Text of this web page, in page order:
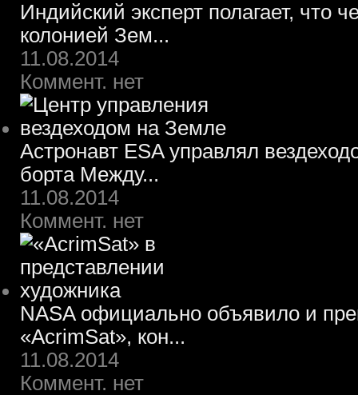
Индийский эксперт полагает, что
колонией Зем...
11.08.2014
Коммент. нет
Астронавт ESA управлял
борта Между...
11.08.2014
Коммент. нет
NASA официально объявило и
«AcrimSat», кон...
11.08.2014
Коммент. нет